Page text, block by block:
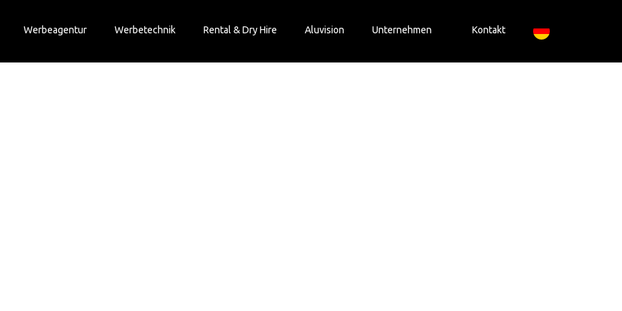
Werbeagentur Werbetechnik Rental & Dry Hire Aluvision Unternehmen Kontakt